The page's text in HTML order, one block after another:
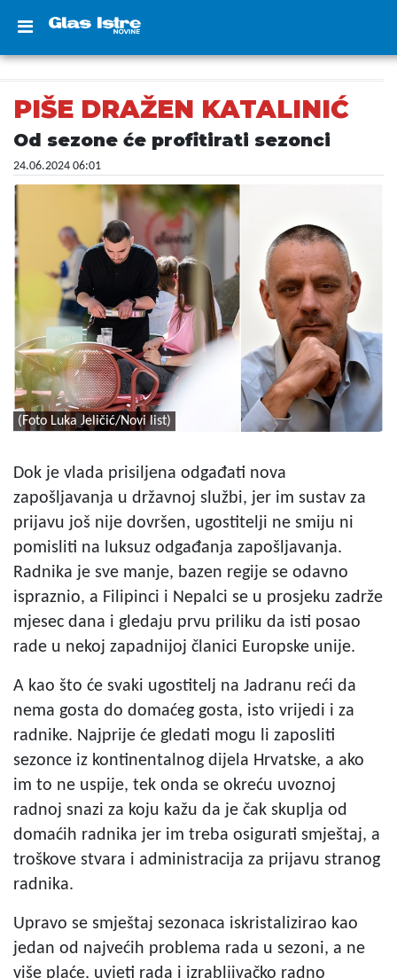
PIŠE DRAŽEN KATALINIĆ
Od sezone će profitirati sezonci
24.06.2024 06:01
(Foto Luka Jeličić/Novi list)
Dok je vlada prisiljena odgađati nova
zapošljavanja u državnoj službi, jer im sustav za
prijavu još nije dovršen, ugostitelji ne smiju ni
pomisliti na luksuz odgađanja zapošljavanja.
Radnika je sve manje, bazen regije se odavno
ispraznio, a Filipinci i Nepalci se u prosjeku zadrže
mjesec dana i gledaju prvu priliku da isti posao
rade u nekoj zapadnijoj članici Europske unije.
A kao što će svaki ugostitelj na Jadranu reći da
nema gosta do domaćeg gosta, isto vrijedi i za
radnike. Najprije će gledati mogu li zaposliti
sezonce iz kontinentalnog dijela Hrvatske, a ako
im to ne uspije, tek onda se okreću uvoznoj
radnoj snazi za koju kažu da je čak skuplja od
domaćih radnika jer im treba osigurati smještaj, a
troškove stvara i administracija za prijavu stranog
radnika.
Upravo se smještaj sezonaca iskristalizirao kao
jedan od najvećih problema rada u sezoni, a ne
više plaće, uvjeti rada i izrabljivačko radno